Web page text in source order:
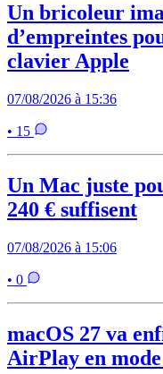
Un bricoleur
d’empreintes
clavier Apple
07/08/2026 à 15:36
• 15
Un Mac juste
240 € suffisent
07/08/2026 à 15:06
• 0
macOS 27 va
AirPlay en